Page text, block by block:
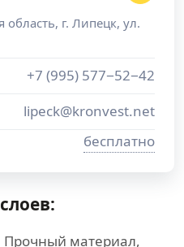
область, г. Липецк, ул.
+7 (995) 577−52−42
lipeck@kronvest.net
бесплатно
материал,